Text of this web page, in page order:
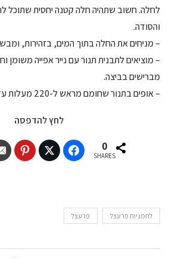
לחלה. חשוב שתהיה חלה קטנה יחסית שתוכל
והסודה.
– מניחים את החלה בתוך המים, בזהירות,
– מוציאים לתבנית תנור עם נייר אפייה משומן
מברישים בביצה.
– אופים בתנור שחומם מראש ל-220 מעלות עד הזהבה.
לחץ להדפסה
0
SHARES
לחמניות פרעצל פרעצל